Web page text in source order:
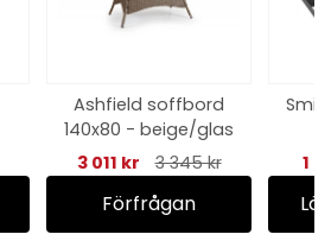
Ashfield soffbord
140x80 - beige/glas
3 011 kr
3 345 kr
Förfrågan
1